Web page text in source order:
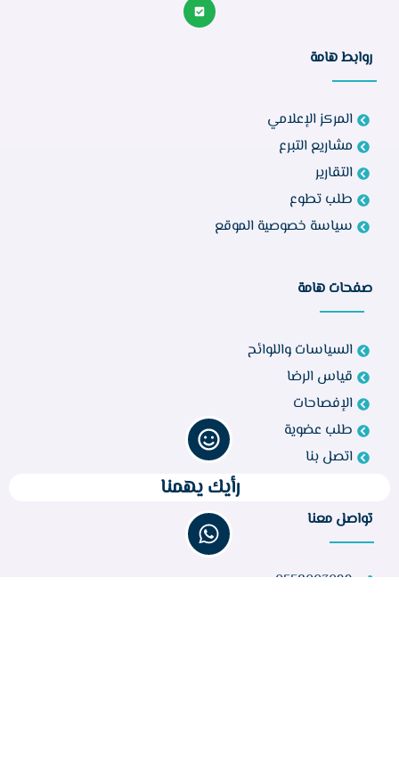
روابط هامة
المركز الإعلامي
مشاريع التبرع
التقارير
طلب تطوع
سياسة خصوصية الموقع
صفحات هامة
السياسات واللوائح
قياس الرضا
الإفصاحات
طلب عضوية
اتصل بنا
تواصل معنا
0558003099
رأيك يهمنا